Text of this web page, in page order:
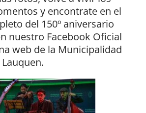
y encontrate en el
del 150º aniversario
nuestro Facebook Oficial
web de la Municipalidad